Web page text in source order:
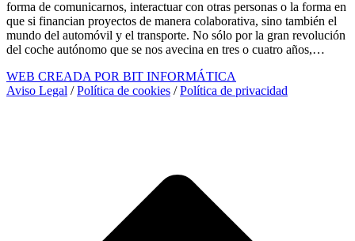
forma de comunicarnos, interactuar con otras personas o la forma en
que si financian proyectos de manera colaborativa, sino también el
mundo del automóvil y el transporte. No sólo por la gran revolución
del coche autónomo que se nos avecina en tres o cuatro años,…
WEB CREADA POR BIT INFORMÁTICA
Aviso Legal /Política de cookies /Política de privacidad